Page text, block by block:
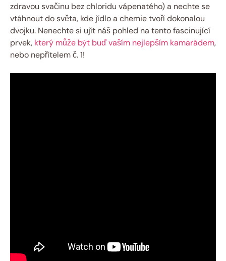
zdravou svačinu bez chloridu vápenatého) a nechte se
vtáhnout do světa, kde jídlo a chemie tvoří dokonalou
dvojku. Nenechte si ujít náš pohled na tento fascinující
prvek, který může být buď vaším nejlepším kamarádem,
nebo nepřítelem č. 1!